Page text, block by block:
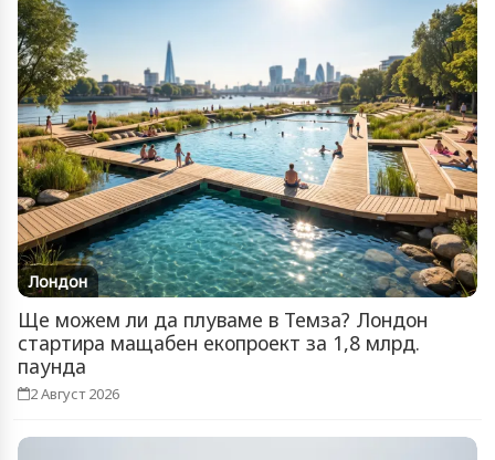
Лондон
Ще можем ли да плуваме в Темза? Лондон
стартира мащабен екопроект за 1,8 млрд.
паунда
2 Август 2026